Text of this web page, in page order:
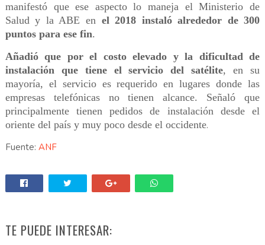
manifestó que ese aspecto lo maneja el Ministerio de
Salud y la ABE en el 2018 instaló alrededor de 300
puntos para ese fin.
Añadió que por el costo elevado y la dificultad de
instalación que tiene el servicio del satélite, en su
mayoría, el servicio es requerido en lugares donde las
empresas telefónicas no tienen alcance. Señaló que
principalmente tienen pedidos de instalación desde el
oriente del país y muy poco desde el occidente.
Fuente: ANF
TE PUEDE INTERESAR: